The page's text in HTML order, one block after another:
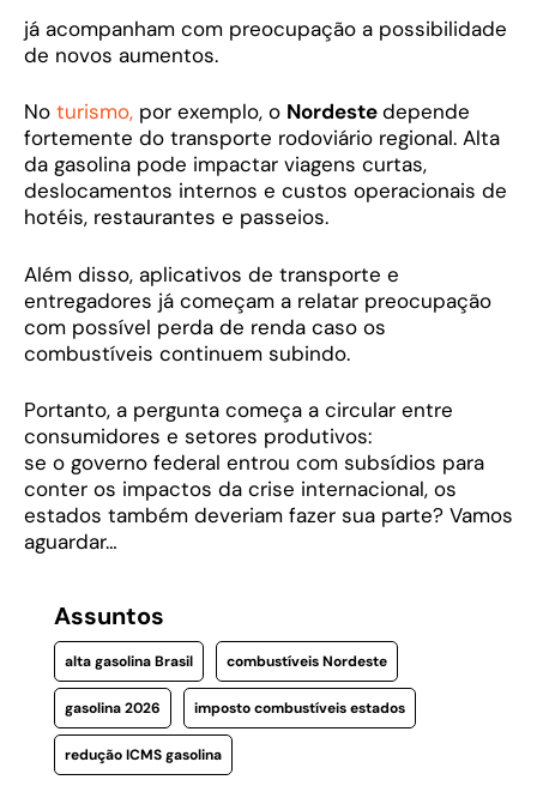
já acompanham com preocupação a possibilidade
de novos aumentos.
No turismo, por exemplo, o Nordestedepende
fortemente do transporte rodoviário regional. Alta
da gasolina pode impactar viagens curtas,
deslocamentos internos e custos operacionais de
hotéis, restaurantes e passeios.
Além disso, aplicativos de transporte e
entregadores já começam a relatar preocupação
com possível perda de renda caso os
combustíveis continuem subindo.
Portanto, a pergunta começa a circular entre
consumidores e setores produtivos:
se o governo federal entrou com subsídios para
conter os impactos da crise internacional, os
estados também deveriam fazer sua parte? Vamos
aguardar…
Assuntos
alta gasolina Brasil combustíveis Nordeste
gasolina 2026 imposto combustíveis estados
redução ICMS gasolina